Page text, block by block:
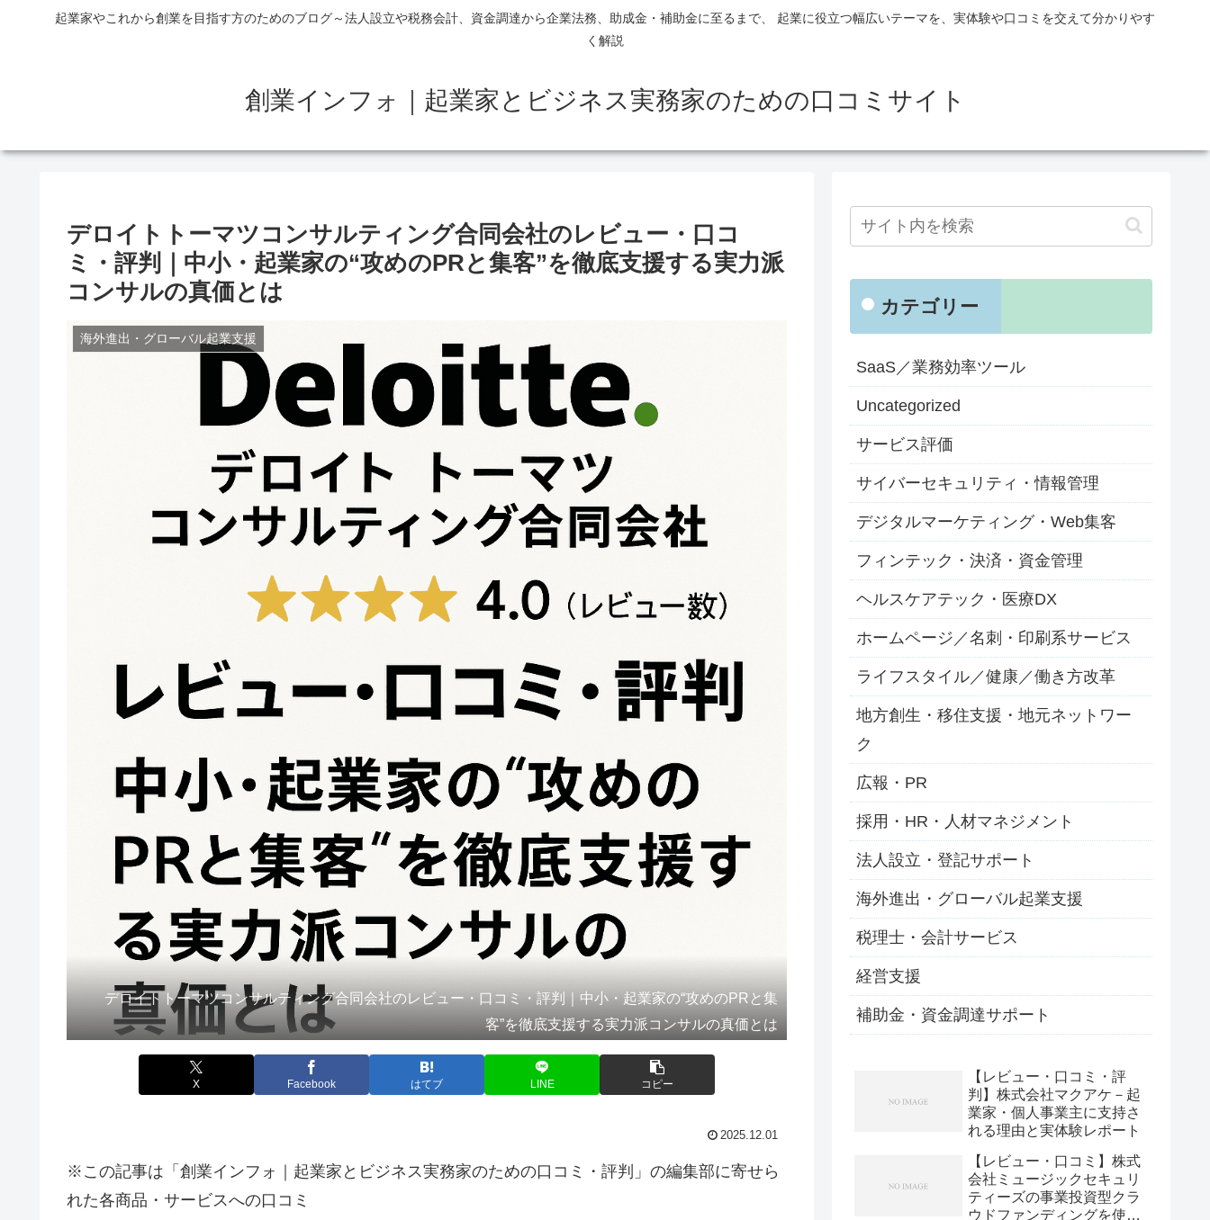
起業家やこれから創業を目指す方のためのブログ～法人設立や税務会計、資金調達から企業法務、助成金・補助金に至るまで、 起業に役立つ幅広いテーマを、実体験や口コミを交えて分かりやす
く解説
創業インフォ｜起業家とビジネス実務家のための口コミサイト
デロイトトーマツコンサルティング合同会社のレビュー・口コ
ミ・評判｜中小・起業家の“攻めのPRと集客”を徹底支援する実力派
コンサルの真価とは
海外進出・グローバル起業支援
デロイトトーマツコンサルティング合同会社のレビュー・口コミ・評判｜中小・起業家の“攻めのPRと集
客”を徹底支援する実力派コンサルの真価とは
X Facebook はてブ LINE コピー
2025.12.01
※この記事は「創業インフォ｜起業家とビジネス実務家のための口コミ・評判」の編集部に寄せら
れた各商品・サービスへの口コミ
カテゴリー
SaaS／業務効率ツール
Uncategorized
サービス評価
サイバーセキュリティ・情報管理
デジタルマーケティング・Web集客
フィンテック・決済・資金管理
ヘルスケアテック・医療DX
ホームページ／名刺・印刷系サービス
ライフスタイル／健康／働き方改革
地方創生・移住支援・地元ネットワー
ク
広報・PR
採用・HR・人材マネジメント
法人設立・登記サポート
海外進出・グローバル起業支援
税理士・会計サービス
経営支援
補助金・資金調達サポート
【レビュー・口コミ・評
判】株式会社マクアケ－起
業家・個人事業主に支持さ
れる理由と実体験レポート
【レビュー・口コミ】株式
会社ミュージックセキュリ
ティーズの事業投資型クラ
ウドファンディングを使っ